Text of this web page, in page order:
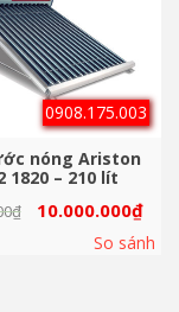
0908.175.003
nóng Ariston
1820 – 210 lít
₫ 10.000.000₫
So sánh